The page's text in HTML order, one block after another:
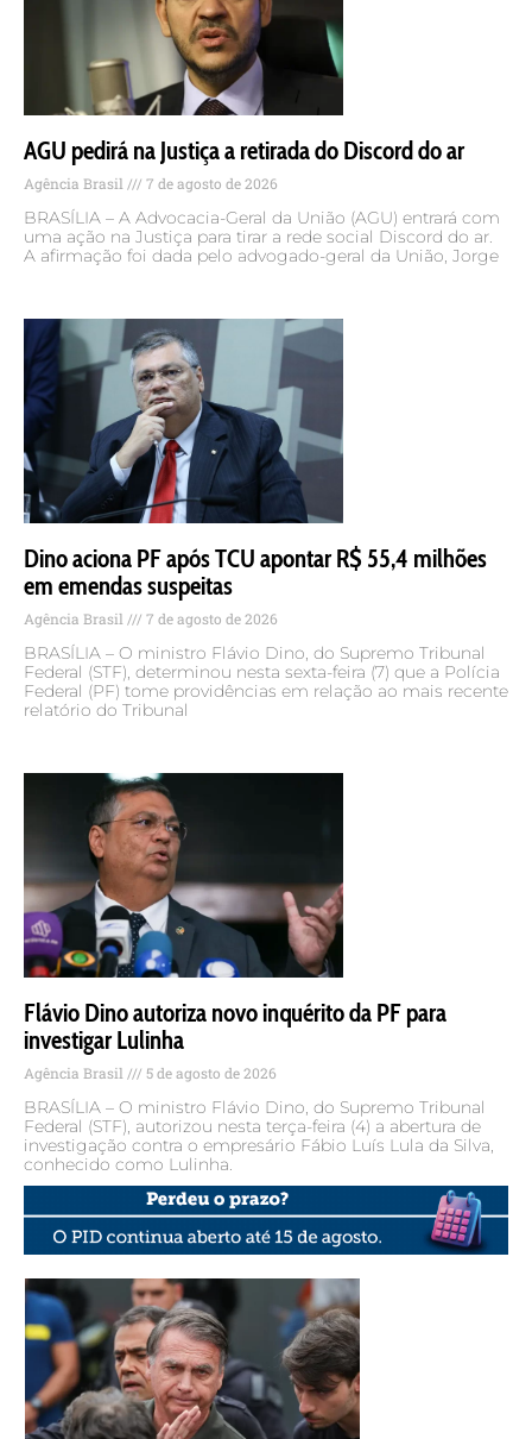
AGU pedirá na Justiça a retirada do Discord do ar
Agência Brasil 7 de agosto de 2026
BRASÍLIA – A Advocacia-Geral da União (AGU) entrará com
uma ação na Justiça para tirar a rede social Discord do ar.
A afirmação foi dada pelo advogado-geral da União, Jorge
Dino aciona PF após TCU apontar R$ 55,4 milhões
em emendas suspeitas
Agência Brasil 7 de agosto de 2026
BRASÍLIA – O ministro Flávio Dino, do Supremo Tribunal
Federal (STF), determinou nesta sexta-feira (7) que a Polícia
Federal (PF) tome providências em relação ao mais recente
relatório do Tribunal
Flávio Dino autoriza novo inquérito da PF para
investigar Lulinha
Agência Brasil 5 de agosto de 2026
BRASÍLIA – O ministro Flávio Dino, do Supremo Tribunal
Federal (STF), autorizou nesta terça-feira (4) a abertura de
investigação contra o empresário Fábio Luís Lula da Silva,
conhecido como Lulinha.